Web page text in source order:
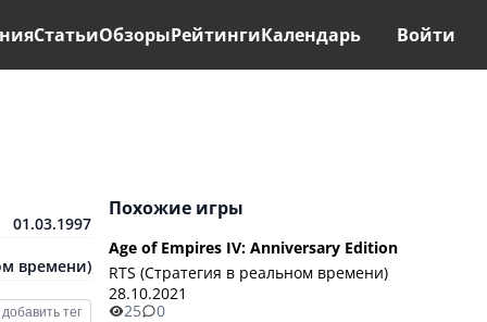
СтатьиОбзорыРейтингиКалендарь Войти
01.03.1997
времени)
добавить тег
Похожие игры
Age of Empires IV: Anniversary Edition
RTS (Стратегия в реальном времени)
28.10.2021
25
0